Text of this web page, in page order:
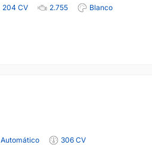
204 CV 2.755
Blanco
Automático
306 CV